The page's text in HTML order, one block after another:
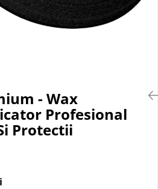
- Wax
Profesional
Protectii